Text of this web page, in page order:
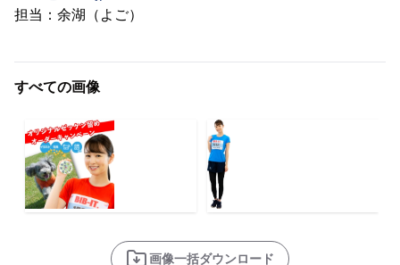
担当：余湖（よご）
すべての画像
画像一括ダウンロード